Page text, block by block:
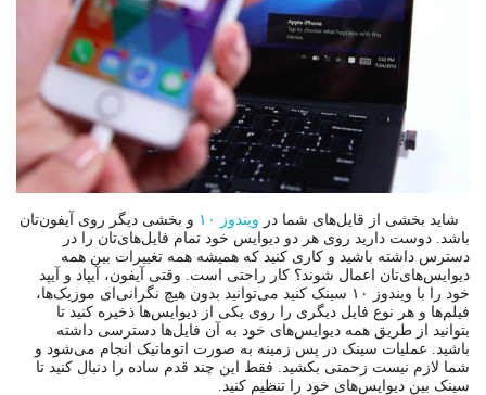
شاید بخشی از قایل‌های شما در ویندوز ۱۰
و بخشی دیگر روی آیفون‌تان
باشد. دوست دارید روی هر دو دیوایس خود تمام فایل‌های‌تان را در
دسترس داشته باشید و کاری کنید که همیشه همه تغییرات بین همه
دیوایس‌های‌تان اعمال شوند؟ کار راحتی است. وقتی آیفون، آیپاد و آیپد
خود را با ویندوز ۱۰ سینک کنید می‌توانید بدون هیچ نگرانی‌ای موزیک‌ها،
فیلم‌ها و هر نوع فایل دیگری را روی یکی از دیوایس‌ها ذخیره کنید تا
بتوانید از طریق همه دیوایس‌های خود به آن فایل‌ها دسترسی داشته
باشید. عملیات سینک در پس زمینه به صورت اتوماتیک انجام می‌شود و
شما لازم نیست زحمتی بکشید. فقط این چند قدم ساده را دنبال کنید تا
سینک بین دیوایس‌های خود را تنظیم کنید.